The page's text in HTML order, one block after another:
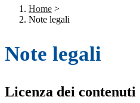
Home >
Note legali
Note legali
Licenza dei contenuti